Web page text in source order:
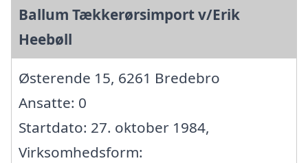
Ballum Tækkerørsimport v/Erik
Heebøll
Østerende 15, 6261 Bredebro
Ansatte: 0
Startdato: 27. oktober 1984,
Virksomhedsform: